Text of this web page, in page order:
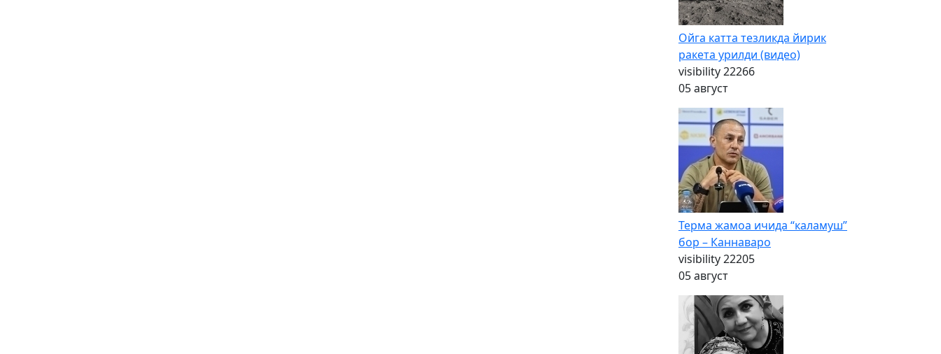
Ойга катта тезликда йирик
ракета урилди (видео)
visibility22266
05 август
Терма жамоа ичида “каламуш”
бор – Каннаваро
visibility22205
05 август